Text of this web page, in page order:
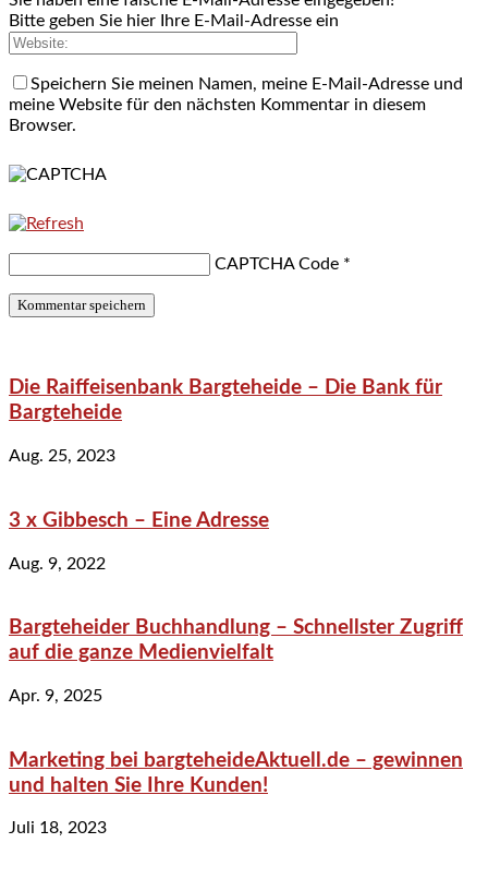
Bitte geben Sie hier Ihre E-Mail-Adresse ein
Speichern Sie meinen Namen, meine E-Mail-Adresse und
meine Website für den nächsten Kommentar in diesem
Browser.
CAPTCHA Code *
Die Raiffeisenbank Bargteheide – Die Bank für
Bargteheide
Aug. 25, 2023
3 x Gibbesch – Eine Adresse
Aug. 9, 2022
Bargteheider Buchhandlung – Schnellster Zugriff
auf die ganze Medienvielfalt
Apr. 9, 2025
Marketing bei bargteheideAktuell.de – gewinnen
und halten Sie Ihre Kunden!
Juli 18, 2023